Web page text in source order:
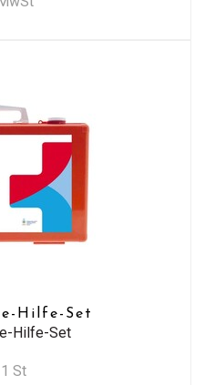
Hilfe-Set
Hilfe-Set
St